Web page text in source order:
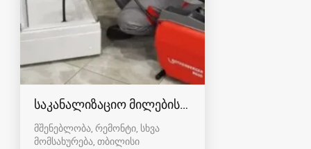
საკანალიზაციო მილების-სამზარეულოს
მშენებლობა, რემონტი, სხვა
მომსახურება თბილისი